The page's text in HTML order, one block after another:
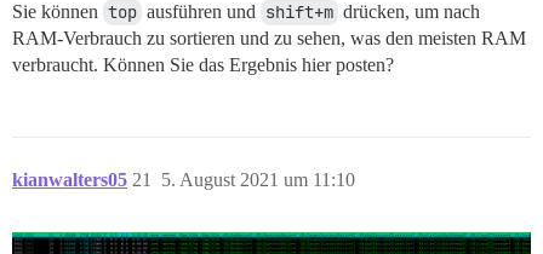
Sie können top ausführen und shift+m drücken, um nach
RAM-Verbrauch zu sortieren und zu sehen, was den meisten RAM
verbraucht. Können Sie das Ergebnis hier posten?
kianwalters05 5. August 2021 um 11:10
21